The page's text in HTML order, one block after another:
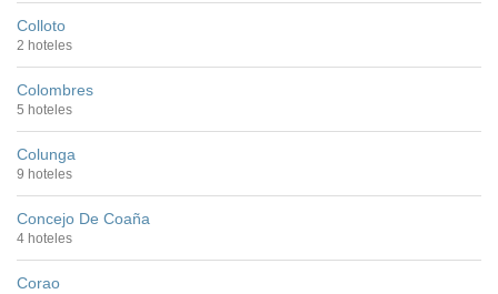
Colloto
2 hoteles
Colombres
5 hoteles
Colunga
9 hoteles
Concejo De Coaña
4 hoteles
Corao